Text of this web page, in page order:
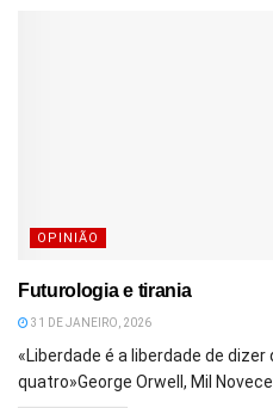
OPINIÃO
Futurologia e tirania
31 DE JANEIRO, 2026
«Liberdade é a liberdade de dizer
quatro»George Orwell, Mil